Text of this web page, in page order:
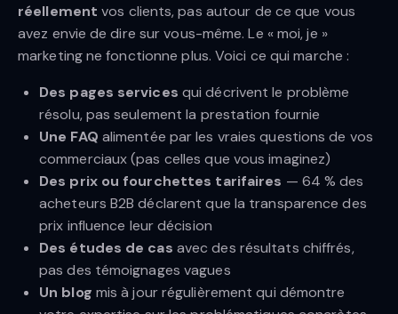
réellement vos clients, pas autour de ce que vous
avez envie de dire sur vous-même. Le « moi, je »
marketing ne fonctionne plus. Voici ce qui marche :
Des pages services qui décrivent le problème
résolu, pas seulement la prestation fournie
Une FAQ alimentée par les vraies questions de vos
commerciaux (pas celles que vous imaginez)
Des prix ou fourchettes tarifaires — 64 % des
acheteurs B2B déclarent que la transparence des
prix influence leur décision
Des études de cas avec des résultats chiffrés,
pas des témoignages vagues
Un blog mis à jour régulièrement qui démontre